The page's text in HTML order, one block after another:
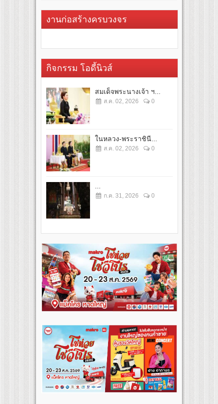
งานก่อสร้างครบวงจร
กิจกรรม โอดี้นิวส์
สมเด็จพระนางเจ้า ฯ...
ส.ค. 02, 2026 0
ในหลวง-พระราชินี...
ส.ค. 02, 2026 0
ก.ค. 31, 2026 0